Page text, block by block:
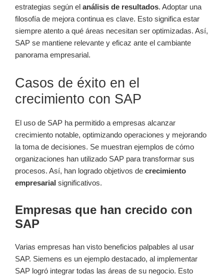
estrategias según el análisis de resultados. Adoptar una
filosofía de mejora continua es clave. Esto significa estar
siempre atento a qué áreas necesitan ser optimizadas. Así,
SAP se mantiene relevante y eficaz ante el cambiante
panorama empresarial.
Casos de éxito en el
crecimiento con SAP
El uso de SAP ha permitido a empresas alcanzar
crecimiento notable, optimizando operaciones y mejorando
la toma de decisiones. Se muestran ejemplos de cómo
organizaciones han utilizado SAP para transformar sus
procesos. Así, han logrado objetivos de crecimiento
empresarial significativos.
Empresas que han crecido con
SAP
Varias empresas han visto beneficios palpables al usar
SAP. Siemens es un ejemplo destacado, al implementar
SAP logró integrar todas las áreas de su negocio. Esto